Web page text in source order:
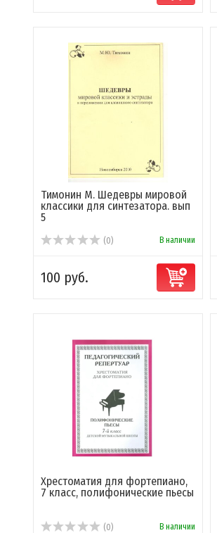
Тимонин М. Шедевры мировой
классики для синтезатора. вып
5
(0) В наличии
100 руб.
Хрестоматия для фортепиано,
7 класс, полифонические пьесы
(0) В наличии